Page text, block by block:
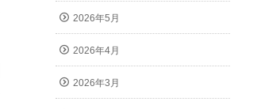
2026年5月
2026年4月
2026年3月